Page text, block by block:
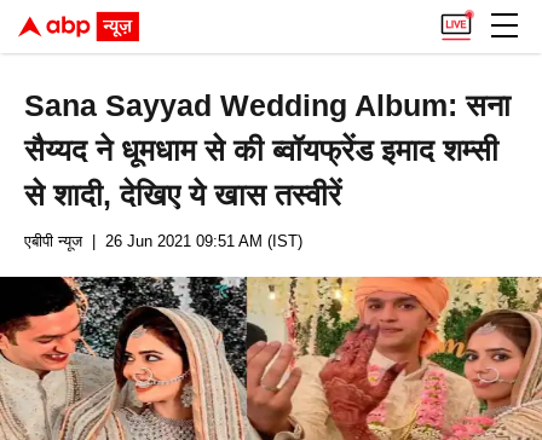
Sana Sayyad Wedding Album: सना
सैय्यद ने धूमधाम से की ब्वॉयफ्रेंड इमाद शम्सी
से शादी, देखिए ये खास तस्वीरें
एबीपी न्यूज| 26 Jun 2021 09:51 AM (IST)